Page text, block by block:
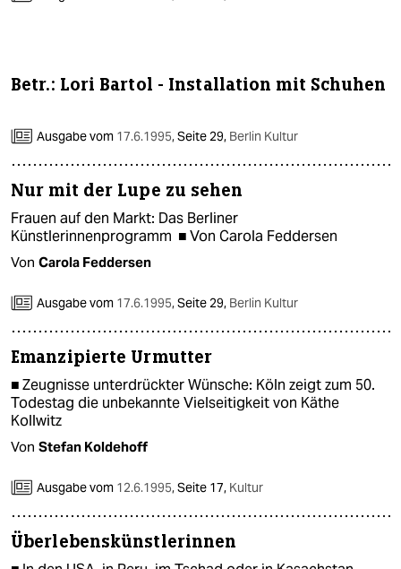
Betr.: Lori Bartol - Installation mit Schuhen
Ausgabe vom 17.6.1995,Seite 29, Berlin Kultur
Nur mit der Lupe zu sehen
Frauen auf den Markt: Das Berliner
Künstlerinnenprogramm ■ Von Carola Feddersen
Von Carola Feddersen
Ausgabe vom 17.6.1995,Seite 29, Berlin Kultur
Emanzipierte Urmutter
■ Zeugnisse unterdrückter Wünsche: Köln zeigt zum 50.
Todestag die unbekannte Vielseitigkeit von Käthe
Kollwitz
Von Stefan Koldehoff
Ausgabe vom 12.6.1995,Seite 17, Kultur
Überlebenskünstlerinnen